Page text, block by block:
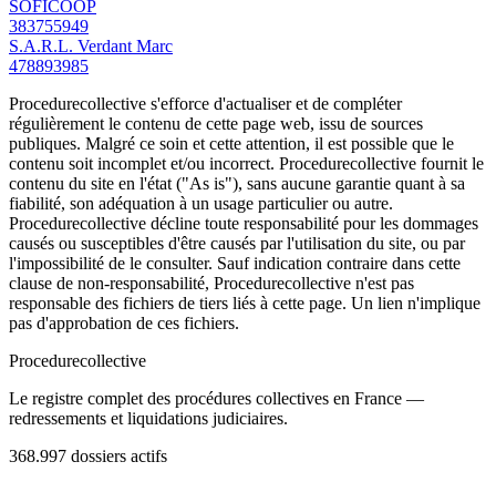
SOFICOOP
383755949
S.A.R.L. Verdant Marc
478893985
Procedurecollective s'efforce d'actualiser et de compléter
régulièrement le contenu de cette page web, issu de sources
publiques. Malgré ce soin et cette attention, il est possible que le
contenu soit incomplet et/ou incorrect. Procedurecollective fournit le
contenu du site en l'état ("As is"), sans aucune garantie quant à sa
fiabilité, son adéquation à un usage particulier ou autre.
Procedurecollective décline toute responsabilité pour les dommages
causés ou susceptibles d'être causés par l'utilisation du site, ou par
l'impossibilité de le consulter. Sauf indication contraire dans cette
clause de non-responsabilité, Procedurecollective n'est pas
responsable des fichiers de tiers liés à cette page. Un lien n'implique
pas d'approbation de ces fichiers.
Procedurecollective
Le registre complet des procédures collectives en France —
redressements et liquidations judiciaires.
368.997 dossiers actifs